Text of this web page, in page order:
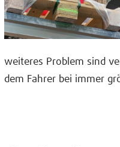
weiteres Problem sind
dem Fahrer bei immer